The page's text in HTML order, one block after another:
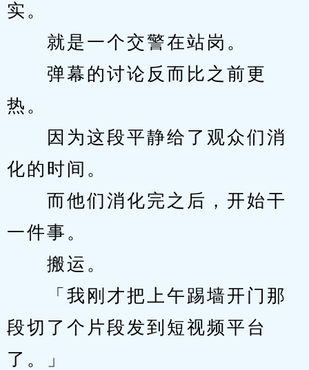
实。
就是一个交警在站岗。
弹幕的讨论反而比之前更
热。
因为这段平静给了观众们消
化的时间。
而他们消化完之后，开始干
一件事。
搬运。
「我刚才把上午踢墙开门那
段切了个片段发到短视频平台
了。」